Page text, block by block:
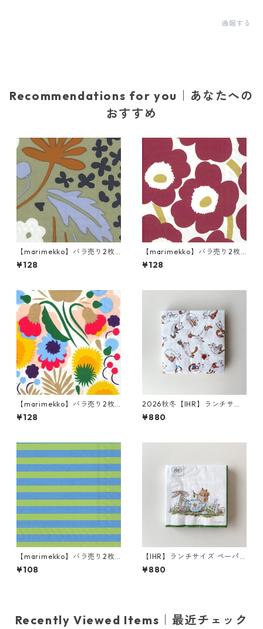
通報する
Recommendations for you｜あなたへの
おすすめ
【marimekko】バラ売り2枚
ランチサイズ ペーパーナプキ
ン SUVI グリーン
¥128
【marimekko】バラ売り2枚
ランチサイズ ペーパーナプキ
ン UNIKKO ダークレッドxゴ
¥128
【marimekko】バラ売り2枚
ランチサイズ ペーパーナプキ
ン PIKKUKELLUKKA ホワイト
¥128
2026秋冬【IHR】ランチサイ
ズ ペーパーナプキン PLAYING
CATS ホワイト Anita Jeram
¥880
【marimekko】バラ売り2枚
カクテルサイズ ペーパーナプ
キン TASARAITA グリーン×ブ
¥108
【IHR】ランチサイズ ペーパ
ーナプキン TEA TIME ホワイ
ト Anita Jeram 20枚入り
¥880
Recently Viewed Items｜最近チェック